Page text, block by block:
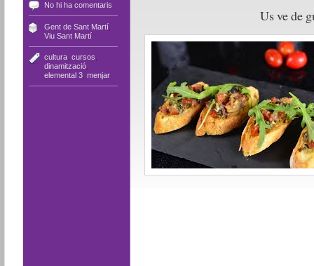
No hi ha comentaris
Gent de Sant Martí,
Viu Sant Martí
cultura, cursos
dinamització,
elemental 3, menjar
Us ve de